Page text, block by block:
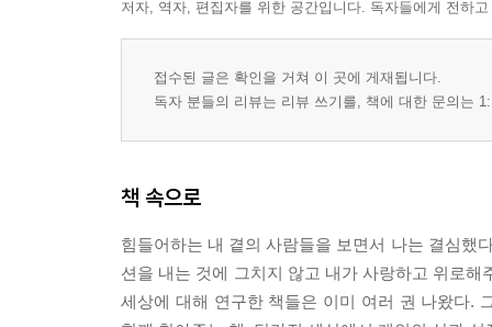
저자, 역자, 편집자를 위한 공간입니다. 독자들에게 전하
접수된 글은 확인을 거쳐 이 곳에 게재됩니다.
독자 분들의 리뷰는 리뷰 쓰기를, 책에 대한 문의는
책 속으로
힘들어하는 내 곁의 사람들을 보면서 나는 결심했
션을 내는 것에 그치지 않고 내가 사랑하고 위로
세상에 대해 연구한 책들은 이미 여러 권 나왔다.